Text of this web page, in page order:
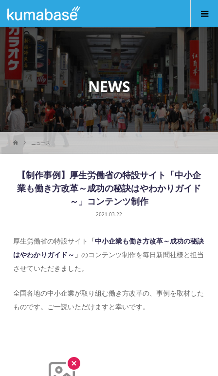
NEWS
ニュース
【制作事例】厚生労働省の特設サイト「中小企
業も働き方改革～成功の秘訣はやわかりガイド
～」コンテンツ制作
2021.03.22
厚生労働省の特設サイト 「中小企業も働き方改革～成功の秘訣
はやわかりガイド～ 」のコンテンツ制作を毎日新聞社様と担当
させていただきました。
全国各地の中小企業が取り組む働き方改革の、事例を取材した
ものです。ご一読いただけますと幸いです。